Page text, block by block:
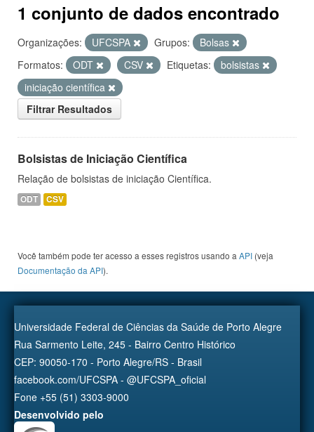
1 conjunto de dados encontrado
Organizações: UFCSPA Grupos:
Bolsas
Formatos:
ODT CSV Etiquetas:
bolsistas
iniciação científica
Filtrar Resultados
Bolsistas de Iniciação Científica
Relação de bolsistas de iniciação Científica.
ODT CSV
Você também pode ter acesso a esses registros usando a API (veja
Documentação da API).
Universidade Federal de Ciências da Saúde de Porto Alegre
Rua Sarmento Leite, 245 - Bairro Centro Histórico
CEP: 90050-170 - Porto Alegre/RS - Brasil
facebook.com/UFCSPA - @UFCSPA_oficial
Fone +55 (51) 3303-9000
Desenvolvido pelo